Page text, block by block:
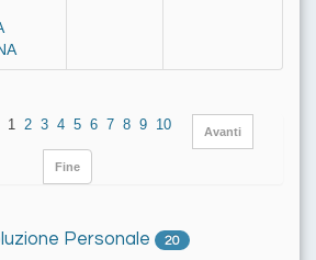
1 2 3 4 5 6 7 8 9 10 Avanti
Fine
Personale 20